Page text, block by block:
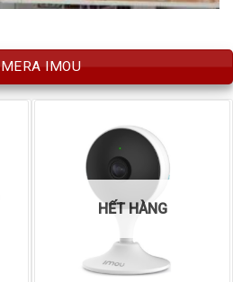
IMOU
HẾT HÀNG